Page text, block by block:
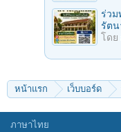
ร่วม
รัตน
โดย
หน้าแรก เว็บบอร์ด
ภาษาไทย